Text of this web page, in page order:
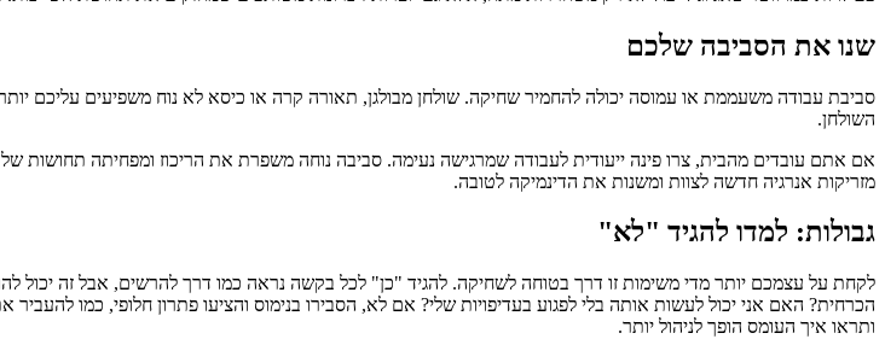
שנו את הסביבה שלכם
סביבת עבודה משעממת או עמוסה יכולה להחמיר שחיקה. שולחן מבולגן, תאורה קרה או כיסא לא נוח משפיעים עליכם
השולחן.
אם אתם עובדים מהבית, צרו פינה ייעודית לעבודה שמרגישה נעימה. סביבה נוחה משפרת את הריכוז ומפחיתה תחושות של
מזריקות אנרגיה חדשה לצוות ומשנות את הדינמיקה לטובה.
גבולות: למדו להגיד "לא"
לקחת על עצמכם יותר מדי משימות זו דרך בטוחה לשחיקה. להגיד "כן" לכל בקשה נראה כמו דרך להרשים, אבל זה יכול
הכרחית? האם אני יכול לעשות אותה בלי לפגוע בעדיפויות שלי? אם לא, הסבירו בנימוס והציעו פתרון חלופי, כמו
ותראו איך העומס הופך לניהול יותר.